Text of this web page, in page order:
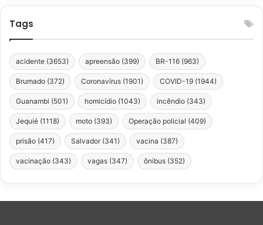
Tags
acidente (3653) apreensão (399) BR-116 (963)
Brumado (372) Coronavírus (1901) COVID-19 (1944)
Guanambi (501) homicídio (1043) incêndio (343)
Jequié (1118) moto (393) Operação policial (409)
prisão (417) Salvador (341) vacina (387)
vacinação (343) vagas (347) ônibus (352)